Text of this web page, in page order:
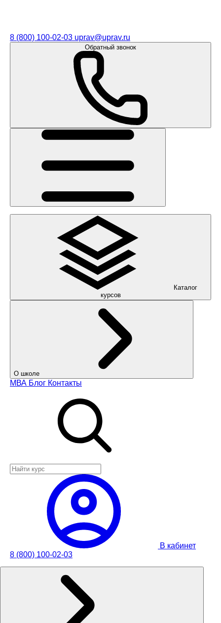
8 (800) 100-02-03 uprav@uprav.ru
Обратный звонок
Каталог
курсов
О школе
МВА Блог Контакты
В кабинет
8 (800) 100-02-03